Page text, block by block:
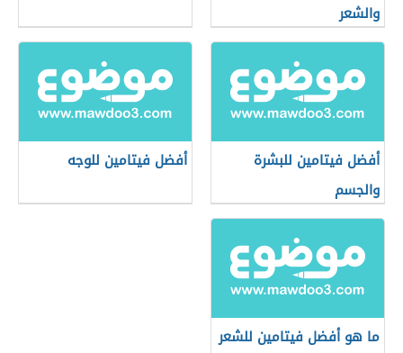
والشعر
أفضل فيتامين للبشرة
والجسم
أفضل فيتامين للوجه
ما هو أفضل فيتامين للشعر